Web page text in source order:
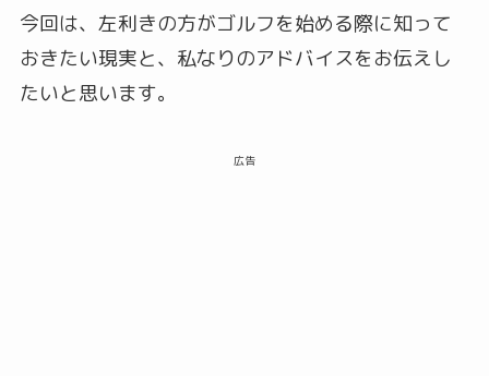
今回は、左利きの方がゴルフを始める際に知って
おきたい現実と、私なりのアドバイスをお伝えし
たいと思います。
広告